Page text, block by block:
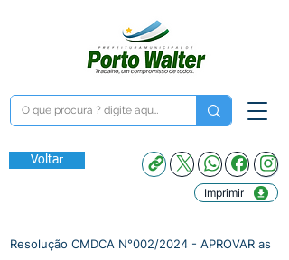
Voltar
Imprimir
Resolução CMDCA N°002/2024 - APROVAR as